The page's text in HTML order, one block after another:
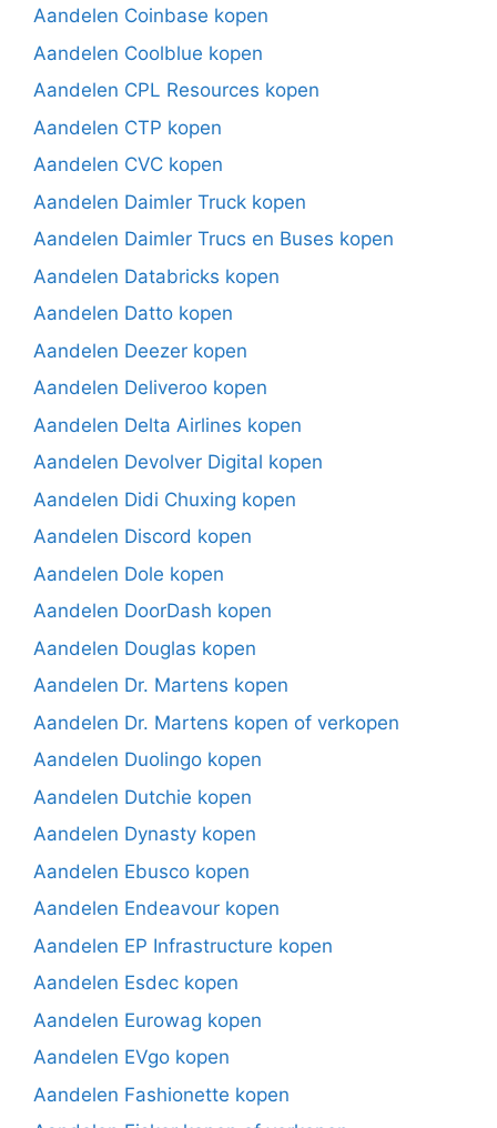
Aandelen Coinbase kopen
Aandelen Coolblue kopen
Aandelen CPL Resources kopen
Aandelen CTP kopen
Aandelen CVC kopen
Aandelen Daimler Truck kopen
Aandelen Daimler Trucs en Buses kopen
Aandelen Databricks kopen
Aandelen Datto kopen
Aandelen Deezer kopen
Aandelen Deliveroo kopen
Aandelen Delta Airlines kopen
Aandelen Devolver Digital kopen
Aandelen Didi Chuxing kopen
Aandelen Discord kopen
Aandelen Dole kopen
Aandelen DoorDash kopen
Aandelen Douglas kopen
Aandelen Dr. Martens kopen
Aandelen Dr. Martens kopen of verkopen
Aandelen Duolingo kopen
Aandelen Dutchie kopen
Aandelen Dynasty kopen
Aandelen Ebusco kopen
Aandelen Endeavour kopen
Aandelen EP Infrastructure kopen
Aandelen Esdec kopen
Aandelen Eurowag kopen
Aandelen EVgo kopen
Aandelen Fashionette kopen